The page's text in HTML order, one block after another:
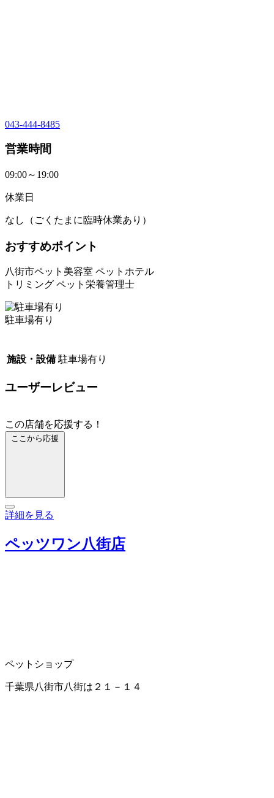
043-444-8485
営業時間
09:00～19:00
休業日
なし（ごくたまに臨時休業あり）
おすすめポイント
八街市ペット美容室 ペットホテル
トリミング ペット栄養管理士
駐車場有り
施設・設備 駐車場有り
ユーザーレビュー
この店舗を応援する！
ここから応援
詳細を見る
ペッツワン八街店
ペットショップ
千葉県八街市八街は２１－１４